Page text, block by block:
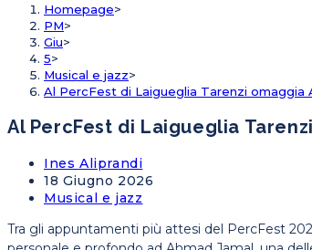
Homepage>
PM>
Giu>
5>
Musical e jazz>
Al PercFest di Laigueglia Tarenzi omaggia
Al PercFest di Laigueglia
Ines Aliprandi
18 Giugno 2026
Musical e jazz
Tra gli appuntamenti più attesi del PercFest